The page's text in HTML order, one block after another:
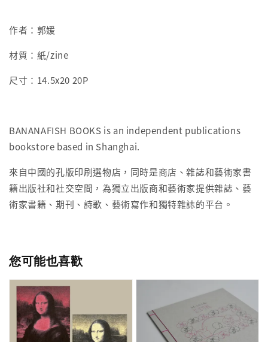
作者： 郭媛
材質：紙/zine
尺寸： 14.5x20 20P
BANANAFISH BOOKS is an independent publications
bookstore based in Shanghai.
來自中國的孔版印刷選物店，同時是商店、雜誌和藝術家書
籍出版社和社交空間，為獨立出版商和藝術家提供雜誌、藝
術家書籍、期刊、詩歌、藝術寫作和獨特雜誌的平台。
您可能也喜歡